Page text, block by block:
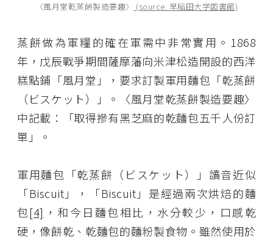
〈風月堂乾蒸餅製造要趣〉 (source: 早稲田大学図書館)
蒸餅做為軍糧的確在軍需中非常實用。1868
年，戊辰戰爭期間薩摩藩向米津松造開設的西洋
糕點鋪「風月堂」，要求訂製軍用麵包「乾蒸餅
（ビスケット）」。〈風月堂乾蒸餅製造要趣〉
中記載：「取得摻有黑芝麻的乾麵包五千人份訂
單」。
軍用麵包「乾蒸餅（ビスケット）」讀音近似
「Biscuit」，「Biscuit」是經過兩次烘焙的麵
包[4] ，和今日麵包相比，水分較少，口感乾
硬，像餅乾、乾麵包的麵粉製食物。雖然使用於